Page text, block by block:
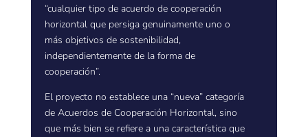
“cualquier tipo de acuerdo de cooperación
horizontal que persiga genuinamente uno o
más objetivos de sostenibilidad,
independientemente de la forma de
cooperación”.
El proyecto no establece una “nueva” categoría
de Acuerdos de Cooperación Horizontal, sino
que más bien se refiere a una característica que